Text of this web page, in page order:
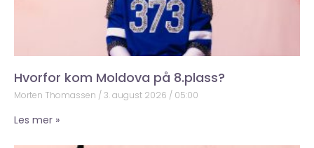
Hvorfor kom Moldova på 8.plass?
Morten Thomassen 3. august 2026 05:00
Les mer »